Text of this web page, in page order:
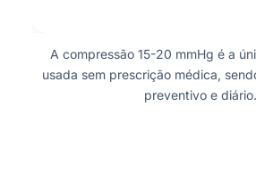
A compressão 15-20 mmHg é a
usada sem prescrição médica,
preventivo e diário.